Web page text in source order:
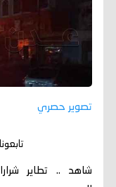
تصوير حصري
شاهد .. تطاير